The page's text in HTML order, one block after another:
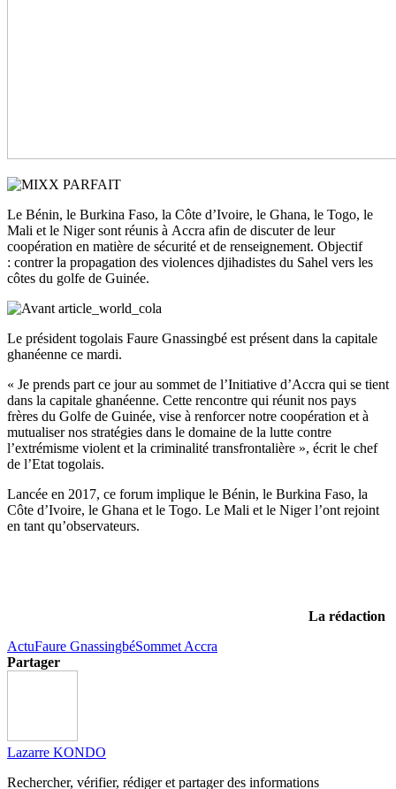
Le Bénin, le Burkina Faso, la Côte d’Ivoire, le Ghana, le Togo, le
Mali et le Niger sont réunis à Accra afin de discuter de leur
coopération en matière de sécurité et de renseignement. Objectif
: contrer la propagation des violences djihadistes du Sahel vers les
côtes du golfe de Guinée.
Le président togolais Faure Gnassingbé est présent dans la capitale
ghanéenne ce mardi.
« Je prends part ce jour au sommet de l’Initiative d’Accra qui se tient
dans la capitale ghanéenne. Cette rencontre qui réunit nos pays
frères du Golfe de Guinée, vise à renforcer notre coopération et à
mutualiser nos stratégies dans le domaine de la lutte contre
l’extrémisme violent et la criminalité transfrontalière », écrit le chef
de l’Etat togolais.
Lancée en 2017, ce forum implique le Bénin, le Burkina Faso, la
Côte d’Ivoire, le Ghana et le Togo. Le Mali et le Niger l’ont rejoint
en tant qu’observateurs.
La rédaction
ActuFaure GnassingbéSommet Accra
Partager
Lazarre KONDO
Rechercher, vérifier, rédiger et partager des informations